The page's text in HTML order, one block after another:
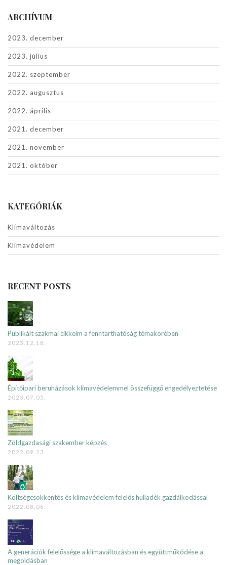
ARCHÍVUM
2023. december
2023. július
2022. szeptember
2022. augusztus
2022. április
2021. december
2021. november
2021. október
KATEGÓRIÁK
Klímaváltozás
Klímavédelem
RECENT POSTS
Publikált szakmai cikkeim a fenntarthatóság témakörében
2023.12.18.
Építőipari beruházások klímavédelemmel összefüggő engedélyeztetése
2023.07.05.
Zöldgazdasági szakember képzés
2022.09.23.
Költségcsökkentés és klímavédelem felelős hulladék gazdálkodással
2022.08.06.
A generációk felelőssége a klímaváltozásban és együttműködése a
megoldásban